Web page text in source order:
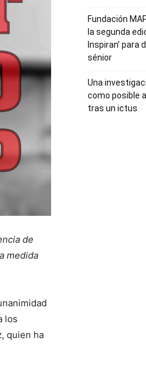
de
medida
los
quien ha
Fundación
la segunda
Inspiran’
sénior
Una
como posible
tras un ictus